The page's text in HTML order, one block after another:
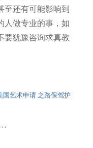
至还有可能影响到
人做专业的事，如
要犹豫咨询求真教
国艺术申请 之路保驾护
…